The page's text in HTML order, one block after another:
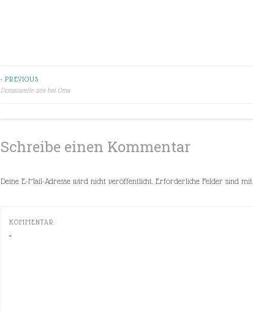
Beitragsnavigation
< PREVIOUS
Donauwelle wie bei Oma
Schreibe einen Kommentar
Deine E-Mail-Adresse wird nicht veröffentlicht. Erforderliche Felder sind mit
KOMMENTAR
*